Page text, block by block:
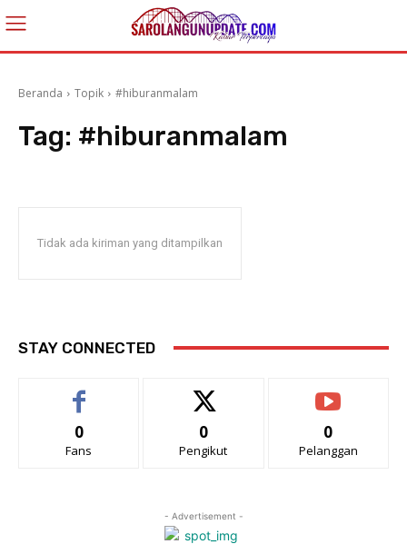
Beranda Topik #hiburanmalam
Tag: #hiburanmalam
Tidak ada kiriman yang ditampilkan
STAY CONNECTED
0
Fans
0
Pengikut
0
Pelanggan
- Advertisement -